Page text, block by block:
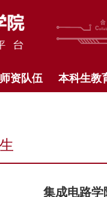
师资队伍 本科生教
集成电路学